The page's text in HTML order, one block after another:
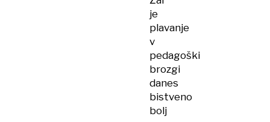
je
plavanje
v
pedagoški
brozgi
danes
bistveno
bolj